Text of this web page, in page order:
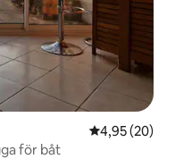
4,95 av 5 i
4,95 (20)
för båt